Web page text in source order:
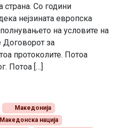
страна. Со години
нејзината европска
на условите на
Договорот за
протоколите. Потоа
Потоа […]
Македонија
Македонска нација